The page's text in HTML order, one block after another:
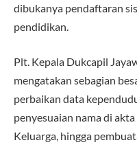
dibukanya pendaftaran
pendidikan.
Plt. Kepala Dukcapil
mengatakan sebagian
perbaikan data
penyesuaian nama di
Keluarga, hingga